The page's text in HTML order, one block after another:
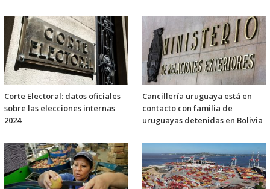
Corte Electoral: datos oficiales
sobre las elecciones internas
2024
Cancillería uruguaya está en
contacto con familia de
uruguayas detenidas en Bolivia